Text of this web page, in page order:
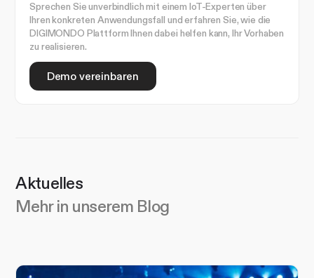
Sprechen Sie unverbindlich mit einem IoT-Experten über
Ihren konkreten Anwendungsfall und erfahren Sie, wie die
DIGIMONDO Plattform Ihnen dabei helfen kann, Ihr Vorhaben
zu realisieren.
Demo vereinbaren
Aktuelles
Mehr in unserem Blog